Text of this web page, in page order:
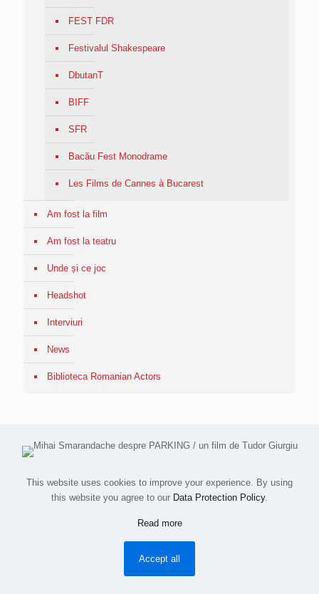
FEST FDR
Festivalul Shakespeare
DbutanT
BIFF
SFR
Bacău Fest Monodrame
Les Films de Cannes à Bucarest
Am fost la film
Am fost la teatru
Unde și ce joc
Headshot
Interviuri
News
Biblioteca Romanian Actors
reserved.
This website uses cookies to improve your experience. By using
this website you agree to our Data Protection Policy.
Read more
Accept all